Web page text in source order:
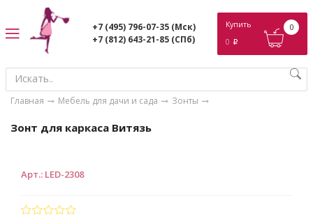
+7 (495) 796-07-35 (Мск)
+7 (812) 643-21-85 (СПб)
Купить
0 p
0
Главная Мебель для дачи и сада Зонты
Зонт для каркаса Витязь
Арт.: LED-2308